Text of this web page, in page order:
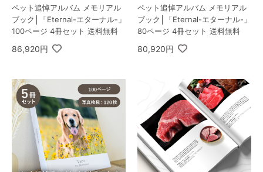
ペット追悼アルバム メモリアル
ブック│「Eternal-エターナル-」
100ページ 4冊セット 送料無料
86,920円
ペット追悼アルバム メモリアル
ブック│「Eternal-エターナル-」
80ページ 4冊セット 送料無料
80,920円